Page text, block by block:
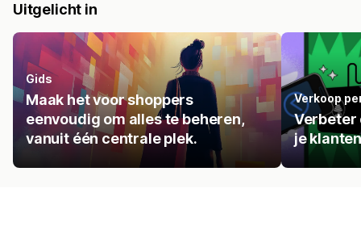
Uitgelicht in
Gids
Maak het voor shoppers
eenvoudig om alles te beheren,
vanuit één centrale plek.
Verkoop
Verbeter
je